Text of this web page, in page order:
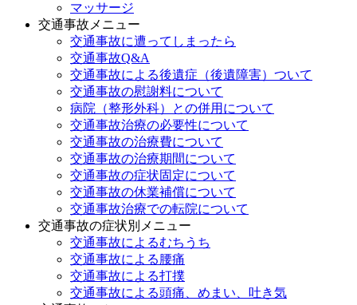
マッサージ
交通事故メニュー
交通事故に遭ってしまったら
交通事故Q&A
交通事故による後遺症（後遺障害）ついて
交通事故の慰謝料について
病院（整形外科）との併用について
交通事故治療の必要性について
交通事故の治療費について
交通事故の治療期間について
交通事故の症状固定について
交通事故の休業補償について
交通事故治療での転院について
交通事故の症状別メニュー
交通事故によるむちうち
交通事故による腰痛
交通事故による打撲
交通事故による頭痛、めまい、吐き気